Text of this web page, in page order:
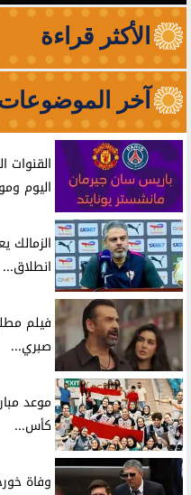
الأكثر قراءة
آخر
القنوات
اليوم
الزمالك
انطلاق...
فيلم
صبري...
موعد
كأس...
وفاة